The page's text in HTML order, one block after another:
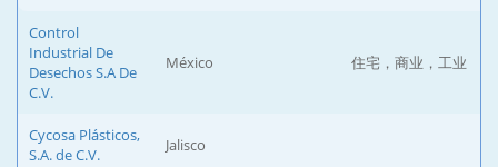
Control
Industrial De
Desechos S.A De
C.V.
México 住宅，商业，工业
Cycosa Plásticos,
S.A. de C.V.
Jalisco